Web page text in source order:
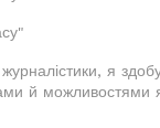
я
й можливостями